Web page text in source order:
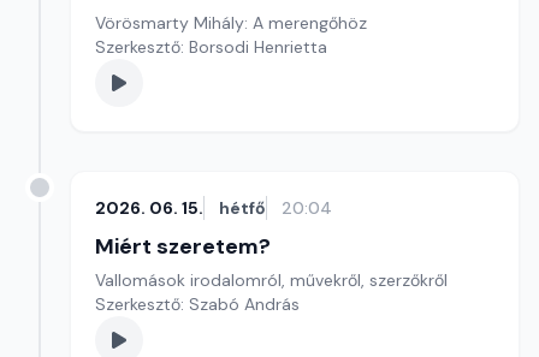
Vörösmarty Mihály: A merengőhöz
Szerkesztő: Borsodi Henrietta
2026. 06. 15. hétfő 20:04
Miért szeretem?
Vallomások irodalomról, művekről, szerzőkről
Szerkesztő: Szabó András